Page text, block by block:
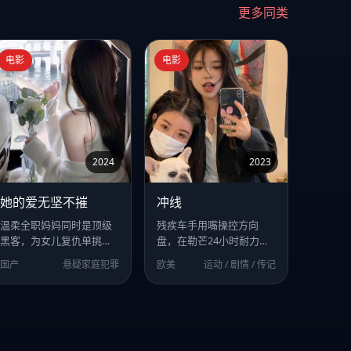
更多同类
电影
2024
她的爱无坚不摧
温柔全职妈妈同时是顶级
黑客，为女儿复仇单挑整
个跨国人贩网络。
国产 悬疑家庭犯罪
电影
2023
冲线
残疾车手用嘴操控方向
盘，在勒芒24小时耐力赛
中对抗顶级豪门车队。
欧美 运动 / 剧情 / 传记